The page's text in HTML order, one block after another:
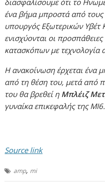
διασφαλίσουμε ότι το
ένα βήμα μπροστά από
υπουργός Εξωτερικών Υβέτ
ενισχύονται οι
κατασκόπων με τεχνολογία
Η ανακοίνωση έρχεται ένα
από τη θέση του, μετά από
του θα βρεθεί η Μπλέιζ
γυναίκα επικεφαλής της MI6.
Source link
amp, mi